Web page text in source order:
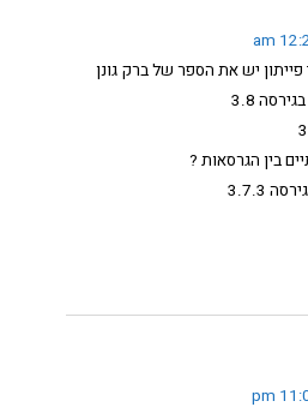
פייתון יש את הספר של ברק גונן
3.8
בין הגרסאות ?
3.7.3